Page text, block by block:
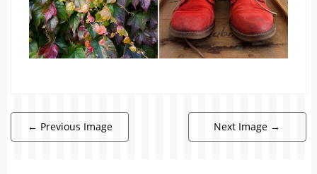
← Previous Image Next Image →